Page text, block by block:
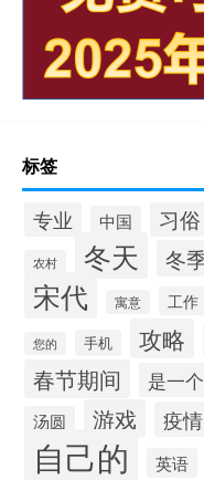
标签
专业 中国 习俗
农村 冬天 冬
宋代 寓意 工作
您的 手机 攻略
春节期间 是一个
汤圆 游戏 疫情
自己的 英语